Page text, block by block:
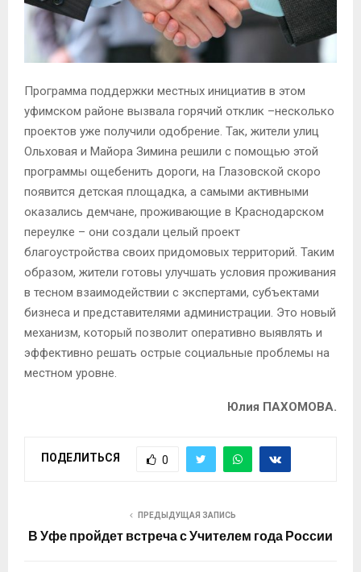
Программа поддержки местных инициатив в этом
уфимском районе вызвала горячий отклик –несколько
проектов уже получили одобрение. Так, жители улиц
Ольховая и Майора Зимина решили с помощью этой
программы ощебенить дороги, на Глазовской скоро
появится детская площадка, а самыми активными
оказались демчане, проживающие в Краснодарском
переулке – они создали целый проект
благоустройства своих придомовых территорий. Таким
образом, жители готовы улучшать условия проживания
в тесном взаимодействии с экспертами, субъектами
бизнеса и представителями администрации. Это новый
механизм, который позволит оперативно выявлять и
эффективно решать острые социальные проблемы на
местном уровне.
Юлия ПАХОМОВА.
ПОДЕЛИТЬСЯ 0
ПРЕДЫДУЩАЯ ЗАПИСЬ
В Уфе пройдет встреча с Учителем года России